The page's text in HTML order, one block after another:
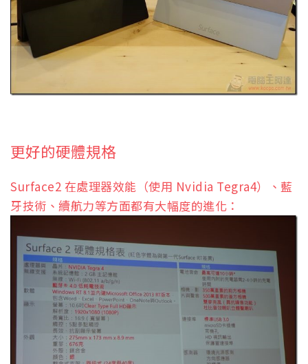
更好的硬體規格
Surface2 在處理器效能（使用 Nvidia Tegra4）、藍
牙技術、續航力等方面都有大幅度的進化：